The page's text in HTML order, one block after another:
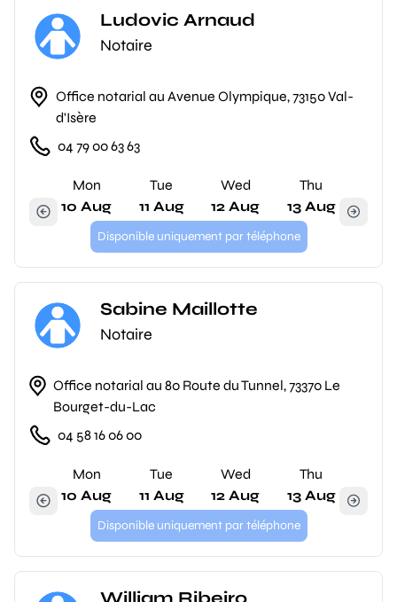
Ludovic Arnaud
Notaire
Office notarial au Avenue Olympique, 73150 Val-
d'Isère
04 79 00 63 63
Mon
10 Aug
Tue
11 Aug
Wed
12 Aug
Thu
13 Aug
Disponible uniquement par téléphone
Sabine Maillotte
Notaire
Office notarial au 80 Route du Tunnel, 73370 Le
Bourget-du-Lac
04 58 16 06 00
Mon
10 Aug
Tue
11 Aug
Wed
12 Aug
Thu
13 Aug
Disponible uniquement par téléphone